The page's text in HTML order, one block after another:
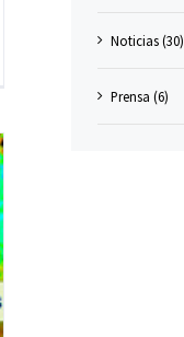
Noticias (30)
Prensa (6)